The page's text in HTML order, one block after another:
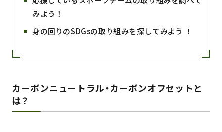
みよう！
身の回りのSDGsの取り組みを探してみよう ！
カーボンニュートラル・カーボンオフセットと
は？